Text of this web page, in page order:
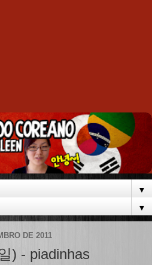
▼
▼
DE 2011
) - piadinhas